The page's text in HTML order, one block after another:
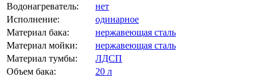
Водонагреватель:
нет
Исполнение:
одинарное
Материал бака:
нержавеющая сталь
Материал мойки:
нержавеющая сталь
Материал тумбы:
ЛДСП
Объем бака:
20 л